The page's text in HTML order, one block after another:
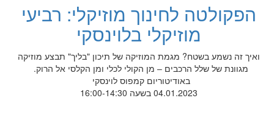
הפקולטה לחינוך מוזיקלי: רביעי
מוזיקלי בלוינסקי
ואיך זה נשמע בשטח? מגמת המוזיקה של תיכון "בליך" תבצע מוזיקה
מגוונת של שלל הרכבים – מן הקולי לכלי ומן הקלסי אל הרוק.
באודיטוריום קמפוס לוינסקי
04.01.2023 בשעה 16:00-14:30